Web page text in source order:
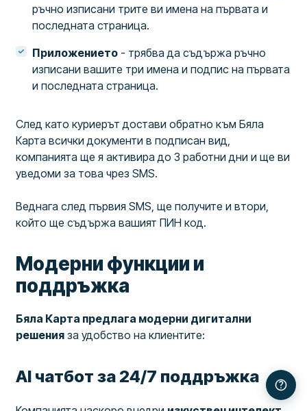
ръчно изписани трите ви имена на първата и
последната страница.
Приложението - трябва да съдържа ръчно
изписани вашите три имена и подпис на първата
и последната страница.
След като куриерът достави обратно към Бяла
Карта всички документи в подписан вид,
компанията ще я активира до 3 работни дни и ще ви
уведоми за това чрез SMS.
Веднага след първия SMS, ще получите и втори,
който ще съдържа вашият ПИН код.
Модерни функции и
поддръжка
Бяла Карта предлага модерни дигитални
решения за удобство на клиентите:
AI чатбот за 24/7 поддръжка